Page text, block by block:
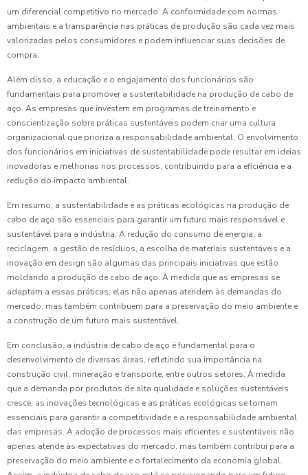
um diferencial competitivo no mercado. A conformidade com normas
ambientais e a transparência nas práticas de produção são cada vez mais
valorizadas pelos consumidores e podem influenciar suas decisões de
compra.
Além disso, a educação e o engajamento dos funcionários são
fundamentais para promover a sustentabilidade na produção de cabo de
aço. As empresas que investem em programas de treinamento e
conscientização sobre práticas sustentáveis podem criar uma cultura
organizacional que prioriza a responsabilidade ambiental. O envolvimento
dos funcionários em iniciativas de sustentabilidade pode resultar em ideias
inovadoras e melhorias nos processos, contribuindo para a eficiência e a
redução do impacto ambiental.
Em resumo, a sustentabilidade e as práticas ecológicas na produção de
cabo de aço são essenciais para garantir um futuro mais responsável e
sustentável para a indústria. A redução do consumo de energia, a
reciclagem, a gestão de resíduos, a escolha de materiais sustentáveis e a
inovação em design são algumas das principais iniciativas que estão
moldando a produção de cabo de aço. À medida que as empresas se
adaptam a essas práticas, elas não apenas atendem às demandas do
mercado, mas também contribuem para a preservação do meio ambiente e
a construção de um futuro mais sustentável.
Em conclusão, a indústria de cabo de aço é fundamental para o
desenvolvimento de diversas áreas, refletindo sua importância na
construção civil, mineração e transporte, entre outros setores. À medida
que a demanda por produtos de alta qualidade e soluções sustentáveis
cresce, as inovações tecnológicas e as práticas ecológicas se tornam
essenciais para garantir a competitividade e a responsabilidade ambiental
das empresas. A adoção de processos mais eficientes e sustentáveis não
apenas atende às expectativas do mercado, mas também contribui para a
preservação do meio ambiente e o fortalecimento da economia global.